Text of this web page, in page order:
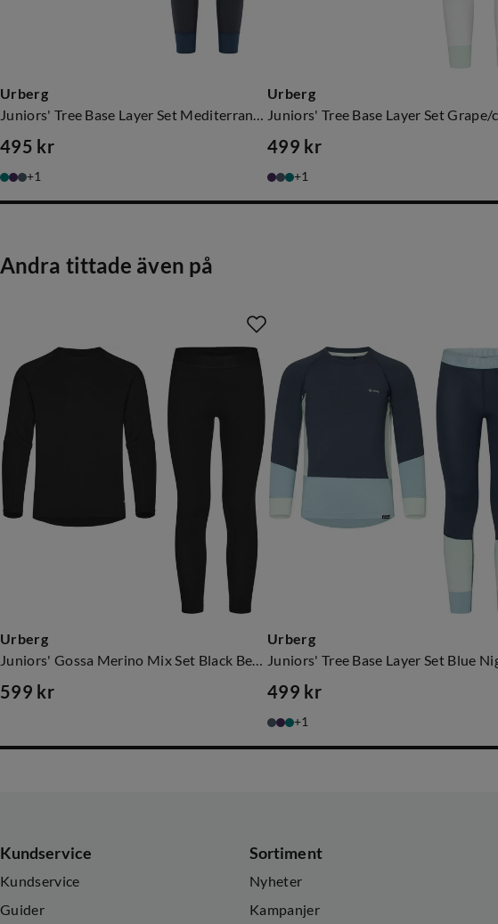
Urberg
Juniors' Tree Base Layer Set Mediterranea
495 kr
1
Urberg
499 kr
1
Andra tittade även på
Urberg
Juniors' Gossa Merino Mix Set Black Beauty
599 kr
Urberg
499 kr
1
Kundservice
Kundservice
Guider
Sortiment
Nyheter
Kampanjer